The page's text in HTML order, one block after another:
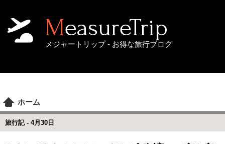
MeasureTrip
メジャートリップ - お得な旅行ブログ
ホーム
旅行記 - 4月30日